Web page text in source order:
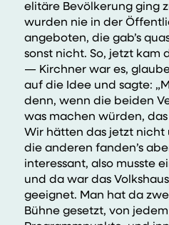
elitäre Bevölkerung ging
wurden nie in der
angeboten, die gab’s
sonst nicht. So, jetzt kam
— Kirchner war es,
auf die Idee und sagte:
denn, wenn die beiden
was machen würden,
Wir hätten das jetzt
die anderen fanden’s
interessant, also musste
und da war das
geeignet. Man hat da
Bühne gesetzt, von